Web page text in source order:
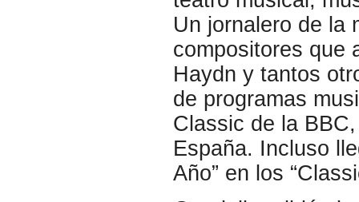
Un jornalero de la
compositores que
Haydn y tantos
de programas
Classic de la
España. Incluso
Año” en los